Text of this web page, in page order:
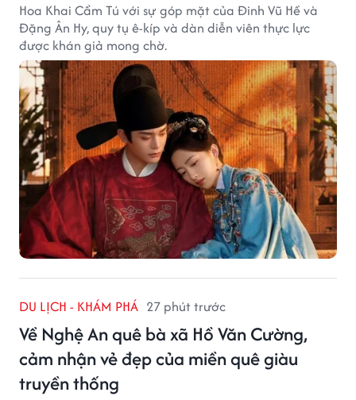
Hoa Khai Cẩm Tú với sự góp mặt của Đinh Vũ Hề và
Đặng Ân Hy, quy tụ ê-kíp và dàn diễn viên thực lực
được khán giả mong chờ.
DU LỊCH - KHÁM PHÁ 27 phút trước
Về Nghệ An quê bà xã Hồ Văn Cường,
cảm nhận vẻ đẹp của miền quê giàu
truyền thống